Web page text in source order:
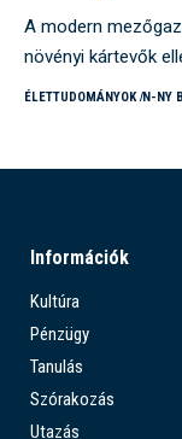
A modern
növényi kártevők
ÉLETTUDOMÁNYOK N-NY
Információk
Kultúra
Pénzügy
Tanulás
Szórakozás
Utazás